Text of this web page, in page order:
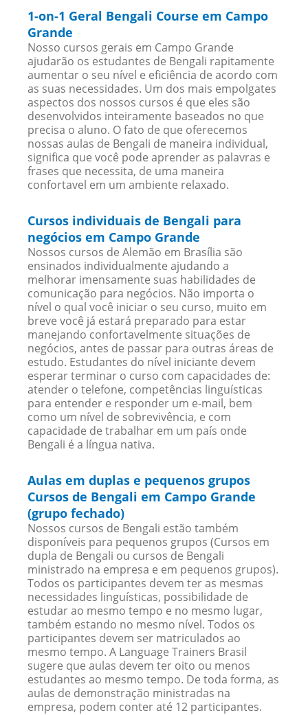
1-on-1 Geral Bengali Course em Campo
Grande
Nosso cursos gerais em Campo Grande
ajudarão os estudantes de Bengali rapitamente
aumentar o seu nível e eficiência de acordo com
as suas necessidades. Um dos mais empolgates
aspectos dos nossos cursos é que eles são
desenvolvidos inteiramente baseados no que
precisa o aluno. O fato de que oferecemos
nossas aulas de Bengali de maneira individual,
significa que você pode aprender as palavras e
frases que necessita, de uma maneira
confortavel em um ambiente relaxado.
Cursos individuais de Bengali para
negócios em Campo Grande
Nossos cursos de Alemão em Brasília são
ensinados individualmente ajudando a
melhorar imensamente suas habilidades de
comunicação para negócios. Não importa o
nível o qual você iniciar o seu curso, muito em
breve você já estará preparado para estar
manejando confortavelmente situações de
negócios, antes de passar para outras áreas de
estudo. Estudantes do nível iniciante devem
esperar terminar o curso com capacidades de:
atender o telefone, competências linguísticas
para entender e responder um e-mail, bem
como um nível de sobrevivência, e com
capacidade de trabalhar em um país onde
Bengali é a língua nativa.
Aulas em duplas e pequenos grupos
Cursos de Bengali em Campo Grande
(grupo fechado)
Nossos cursos de Bengali estão também
disponíveis para pequenos grupos (Cursos em
dupla de Bengali ou cursos de Bengali
ministrado na empresa e em pequenos grupos).
Todos os participantes devem ter as mesmas
necessidades linguísticas, possibilidade de
estudar ao mesmo tempo e no mesmo lugar,
também estando no mesmo nível. Todos os
participantes devem ser matriculados ao
mesmo tempo. A Language Trainers Brasil
sugere que aulas devem ter oito ou menos
estudantes ao mesmo tempo. De toda forma, as
aulas de demonstração ministradas na
empresa, podem conter até 12 participantes.